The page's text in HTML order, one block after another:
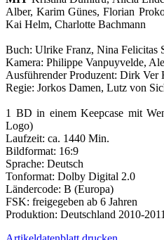
Alber, Karim Günes, Florian
Kai Helm, Charlotte Bachmann
Buch: Ulrike Franz, Nina Felicitas
Kamera: Philippe Vanpuyvelde,
Ausführender Produzent: Dirk Ver
Regie: Jorkos Damen, Lutz von
1 BD in einem Keepcase mit
Logo)
Laufzeit: ca. 1440 Min.
Bildformat: 16:9
Sprache: Deutsch
Tonformat: Dolby Digital 2.0
Ländercode: B (Europa)
FSK: freigegeben ab 6 Jahren
Produktion: Deutschland 2010-2011